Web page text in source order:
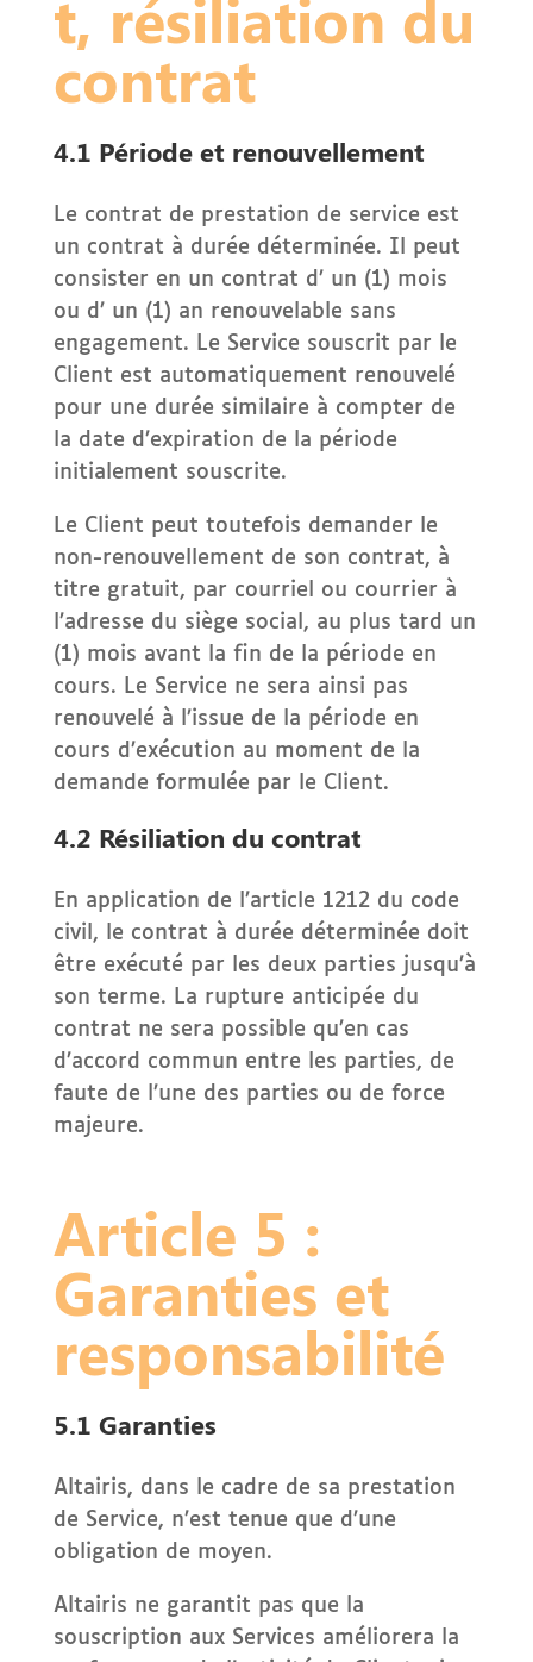
t, résiliation du
contrat
4.1 Période et renouvellement
Le contrat de prestation de service est
un contrat à durée déterminée. Il peut
consister en un contrat d’ un (1) mois
ou d’ un (1) an renouvelable sans
engagement. Le Service souscrit par le
Client est automatiquement renouvelé
pour une durée similaire à compter de
la date d’expiration de la période
initialement souscrite.
Le Client peut toutefois demander le
non-renouvellement de son contrat, à
titre gratuit, par courriel ou courrier à
l’adresse du siège social, au plus tard un
(1) mois avant la fin de la période en
cours. Le Service ne sera ainsi pas
renouvelé à l’issue de la période en
cours d’exécution au moment de la
demande formulée par le Client.
4.2 Résiliation du contrat
En application de l’article 1212 du code
civil, le contrat à durée déterminée doit
être exécuté par les deux parties jusqu’à
son terme. La rupture anticipée du
contrat ne sera possible qu’en cas
d’accord commun entre les parties, de
faute de l’une des parties ou de force
majeure.
Article 5 :
Garanties et
responsabilité
5.1 Garanties
Altairis, dans le cadre de sa prestation
de Service, n’est tenue que d’une
obligation de moyen.
Altairis ne garantit pas que la
souscription aux Services améliorera la